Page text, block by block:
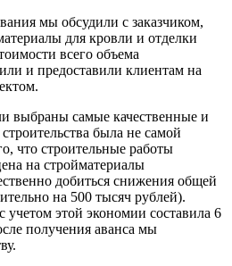
мы обсудили с заказчиком,
для кровли и отделки
всего объема
и предоставили клиентам на
выбраны самые качественные и
была не самой
что строительные работы
на стройматериалы
добиться снижения общей
на 500 тысяч рублей).
учетом этой экономии составила 6
получения аванса мы